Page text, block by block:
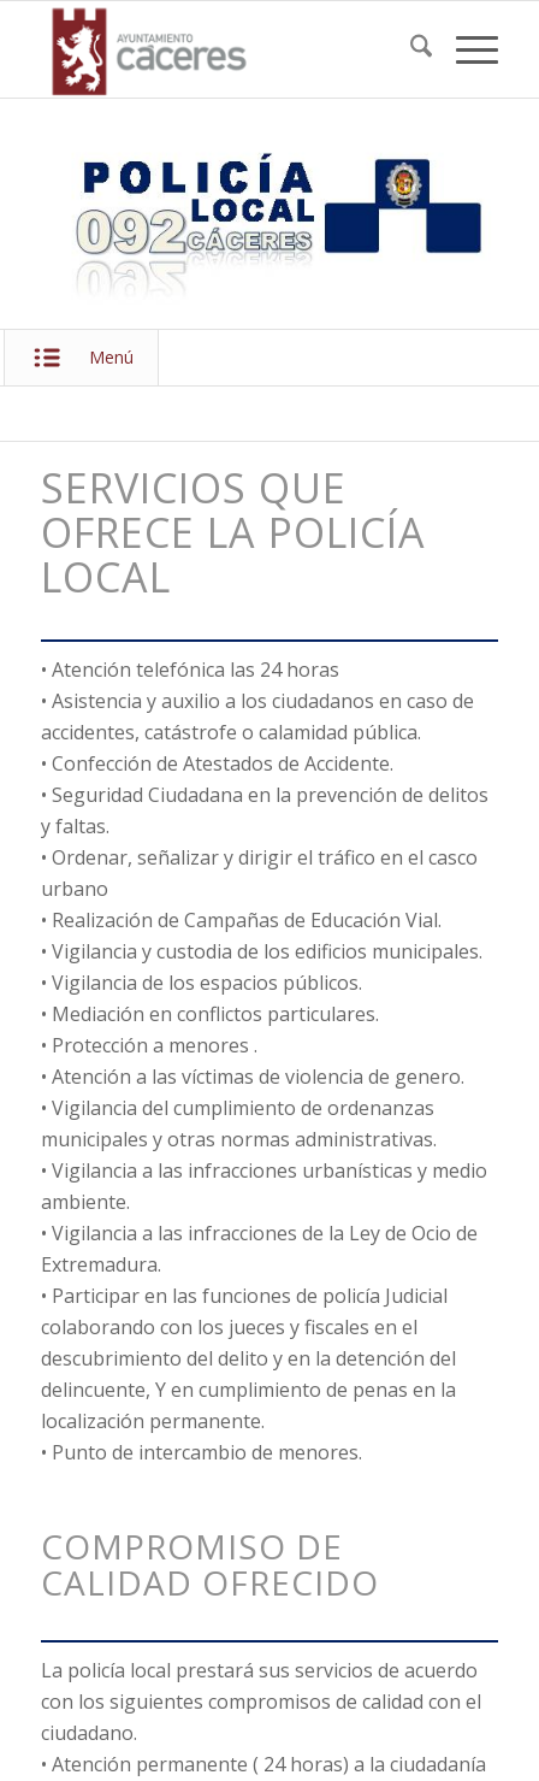
Menú
SERVICIOS QUE
OFRECE LA POLICÍA
LOCAL
• Atención telefónica las 24 horas
• Asistencia y auxilio a los ciudadanos en caso de
accidentes, catástrofe o calamidad pública.
• Confección de Atestados de Accidente.
• Seguridad Ciudadana en la prevención de delitos
y faltas.
• Ordenar, señalizar y dirigir el tráfico en el casco
urbano
• Realización de Campañas de Educación Vial.
• Vigilancia y custodia de los edificios municipales.
• Vigilancia de los espacios públicos.
• Mediación en conflictos particulares.
• Protección a menores .
• Atención a las víctimas de violencia de genero.
• Vigilancia del cumplimiento de ordenanzas
municipales y otras normas administrativas.
• Vigilancia a las infracciones urbanísticas y medio
ambiente.
• Vigilancia a las infracciones de la Ley de Ocio de
Extremadura.
• Participar en las funciones de policía Judicial
colaborando con los jueces y fiscales en el
descubrimiento del delito y en la detención del
delincuente, Y en cumplimiento de penas en la
localización permanente.
• Punto de intercambio de menores.
COMPROMISO DE
CALIDAD OFRECIDO
La policía local prestará sus servicios de acuerdo
con los siguientes compromisos de calidad con el
ciudadano.
• Atención permanente ( 24 horas) a la ciudadanía